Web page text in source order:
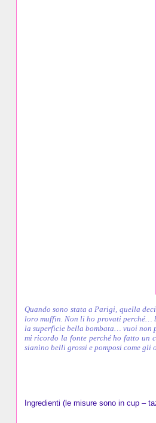
Quando sono stata a Parigi, quella
loro muffin. Non li ho provati perché…
la superficie bella bombata… vuoi non
mi ricordo la fonte perché ho fatto un
sianìno belli grossi e pomposi come
Ingredienti (le misure sono in cup –